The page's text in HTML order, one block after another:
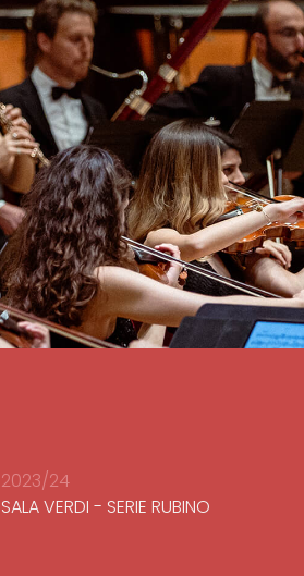
2023/24
SALA VERDI - SERIE RUBINO